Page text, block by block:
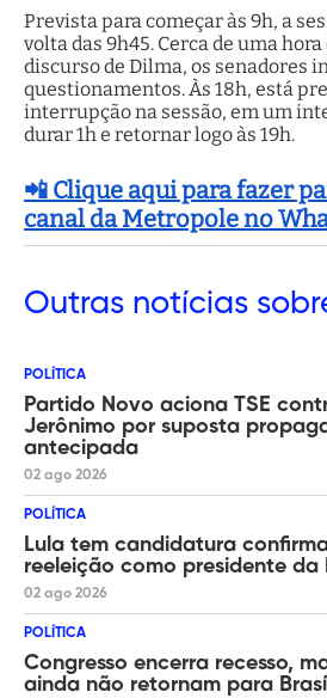
Prevista para começar às 9h, a
volta das 9h45. Cerca de uma
discurso de Dilma, os senadores
questionamentos. Às 18h, está
interrupção na sessão, em um
durar 1h e retornar logo às 19h.
📲 Clique aqui para fazer
canal da Metropole no
Outras notícias
POLÍTICA
Partido Novo aciona TSE
Jerônimo por suposta
antecipada
02 ago 2026
POLÍTICA
Lula tem candidatura
reeleição como presidente da
02 ago 2026
POLÍTICA
Congresso encerra recesso,
ainda não retornam para